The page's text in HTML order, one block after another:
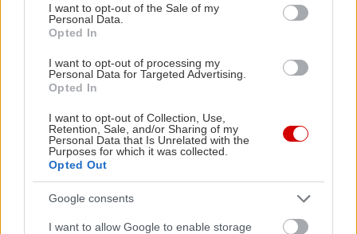
consent section.
I want to opt-out of the Sale of my
Personal Data.
Opted In
I want to opt-out of processing my
Personal Data for Targeted Advertising.
Opted In
I want to opt-out of Collection, Use,
Retention, Sale, and/or Sharing of my
Personal Data that Is Unrelated with the
Purposes for which it was collected.
Opted Out
Google consents
I want to allow Google to enable storage
Η Maria Rolls χωρίς φίλτρο με τον